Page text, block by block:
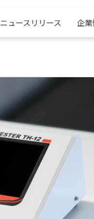
ニュースリリース 企
企業情報
中央製作所とは？
会社概要
サスティナビリティ
製品情報
電源装置
電解加工機
鉄道試験装置
技術情報
産学連携
株主・投資家
IRニュース
株式情報
採用情報
中央製作所の紹介
社員サポート